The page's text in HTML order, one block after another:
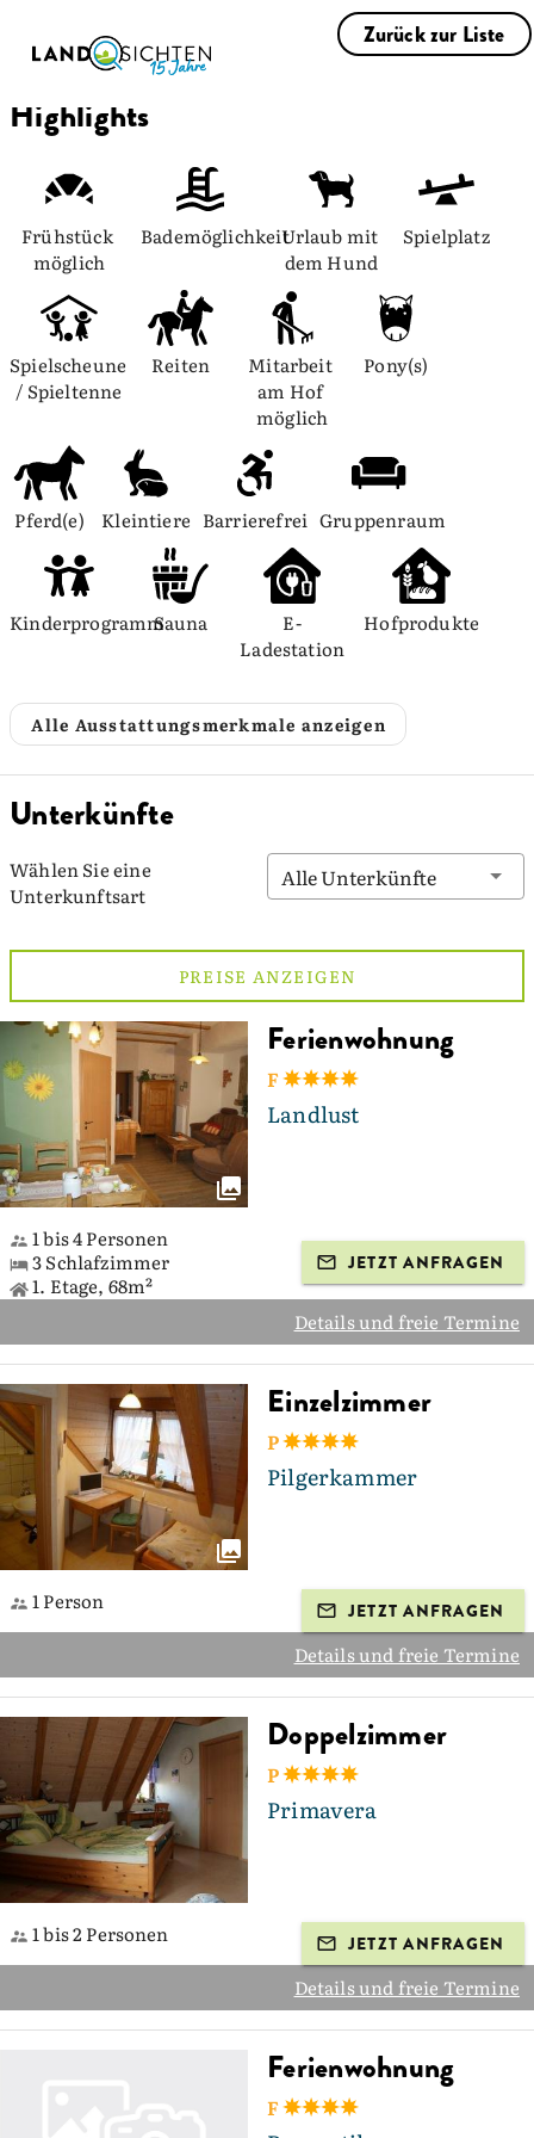
Zurück zur Liste
Highlights
Frühstück
möglich
BademöglichkeitUrlaub mit
dem Hund
Spielplatz
Spielscheune
/ Spieltenne
Reiten
Mitarbeit
am Hof
möglich
Pony(s)
Pferd(e) Kleintiere Barrierefrei Gruppenraum
KinderprogrammSauna
E-
Ladestation
Hofprodukte
Alle Ausstattungsmerkmale anzeigen
Unterkünfte
Wählen Sie eine
Unterkunftsart
Alle Unterkünfte
PREISE ANZEIGEN
Ferienwohnung
F
Landlust
1 bis 4 Personen
3 Schlafzimmer
1. Etage, 68m²
JETZT ANFRAGEN
Details und freie Termine
Einzelzimmer
P
Pilgerkammer
1 Person JETZT ANFRAGEN
Details und freie Termine
Doppelzimmer
P
Primavera
1 bis 2 Personen JETZT ANFRAGEN
Details und freie Termine
Ferienwohnung
F